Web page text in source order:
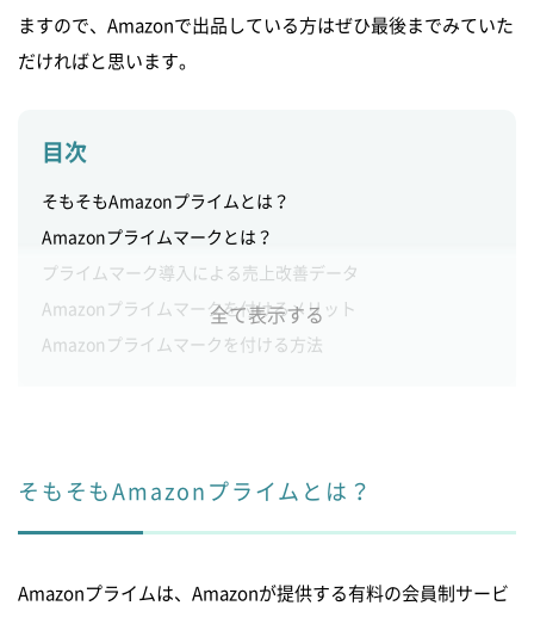
ますので、Amazonで出品している方はぜひ最後までみていた
だければと思います。
目次
そもそもAmazonプライムとは？
Amazonプライムマークとは？
プライムマーク導入による売上改善データ
Amazonプライムマークを付けるメリット
Amazonプライムマークを付ける方法
まとめ
全て表示する
そもそもAmazonプライムとは？
Amazonプライムは、Amazonが提供する有料の会員制サービ